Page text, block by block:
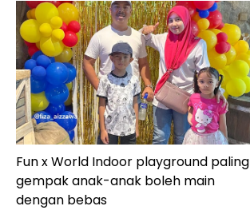
Fun x World Indoor playground paling
gempak anak-anak boleh main
dengan bebas